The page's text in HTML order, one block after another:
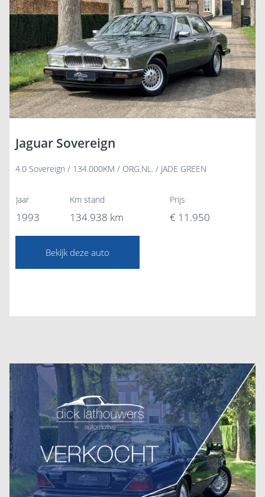
Jaguar Sovereign
4.0 Sovereign / 134.000KM / ORG.NL. / JADE GREEN
Jaar
1993
Km stand
134.938 km
Prijs
€ 11.950
Bekijk deze auto